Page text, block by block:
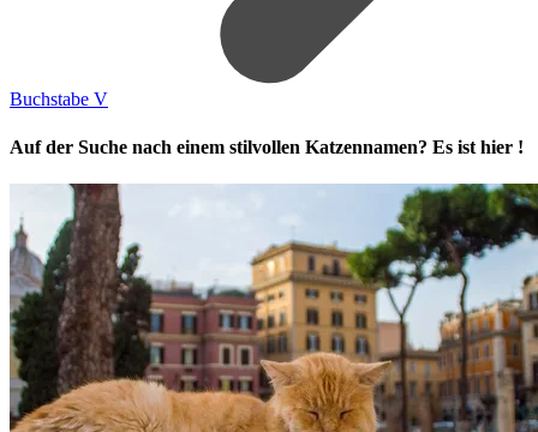
Buchstabe V
Auf der Suche nach einem stilvollen Katzennamen? Es ist hier !